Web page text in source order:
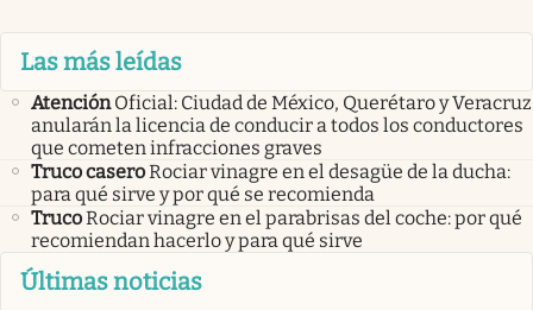
Las más leídas
Atención Oficial: Ciudad de México, Querétaro y Veracruz
anularán la licencia de conducir a todos los conductores
que cometen infracciones graves
Truco caseroRociar vinagre en el desagüe de la ducha:
para qué sirve y por qué se recomienda
TrucoRociar vinagre en el parabrisas del coche: por qué
recomiendan hacerlo y para qué sirve
Últimas noticias